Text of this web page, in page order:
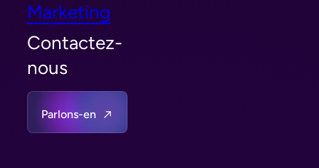
Marketing
Contactez-
nous
Parlons-en